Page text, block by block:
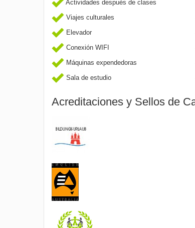
Actividades después de clases
Viajes culturales
Elevador
Conexión WIFI
Máquinas expendedoras
Sala de estudio
Acreditaciones y Sellos de